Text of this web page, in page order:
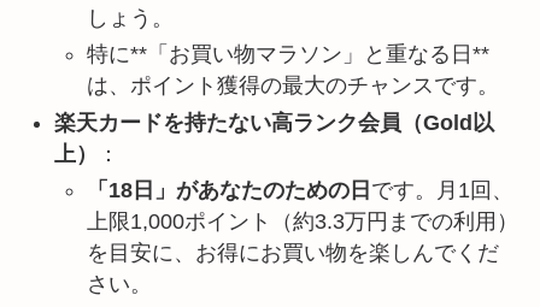
しょう。
特に**「お買い物マラソン」と重なる日**
は、ポイント獲得の最大のチャンスです。
楽天カードを持たない高ランク会員（Gold以
上）
：
「18日」があなたのための日 です。月1回、
上限1,000ポイント（約3.3万円までの利用）
を目安に、お得にお買い物を楽しんでくだ
さい。